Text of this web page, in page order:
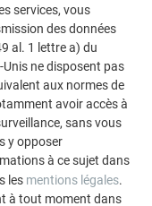
services, vous
des données
al. 1 lettre a) du
ne disposent pas
aux normes de
avoir accès à
sans vous
y opposer
à ce sujet dans
les mentions légales.
à tout moment dans